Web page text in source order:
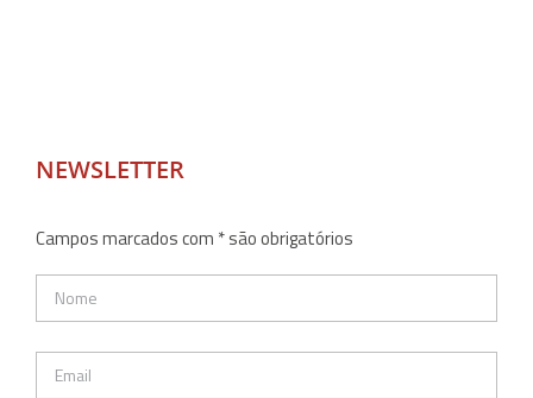
NEWSLETTER
Campos marcados com * são obrigatórios